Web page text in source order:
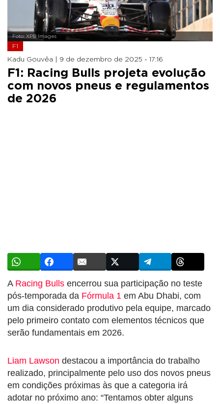
Foto: XPB Images
F1
Kadu Gouvêa | 9 de dezembro de 2025 - 17:16
F1: Racing Bulls projeta evolução
com novos pneus e regulamentos
de 2026
A Racing Bulls encerrou sua participação no teste
pós-temporada da Fórmula 1 em Abu Dhabi, com
um dia considerado produtivo pela equipe, marcado
pelo primeiro contato com elementos técnicos que
serão fundamentais em 2026.
Liam Lawson destacou a importância do trabalho
realizado, principalmente pelo uso dos novos pneus
em condições próximas às que a categoria irá
adotar no próximo ano: “Tentamos obter alguns